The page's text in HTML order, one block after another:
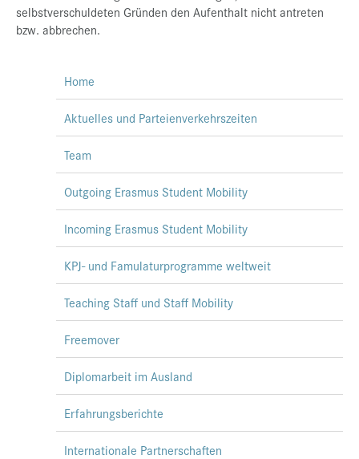
selbstverschuldeten Gründen den Aufenthalt nicht antreten
bzw. abbrechen.
Home
Aktuelles und Parteienverkehrszeiten
Team
Outgoing Erasmus Student Mobility
Incoming Erasmus Student Mobility
KPJ- und Famulaturprogramme weltweit
Teaching Staff und Staff Mobility
Freemover
Diplomarbeit im Ausland
Erfahrungsberichte
Internationale Partnerschaften